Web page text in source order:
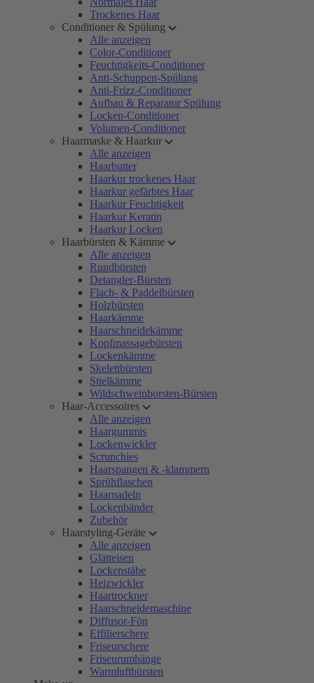
Trockenes Haar
Conditioner & Spülung
Alle anzeigen
Color-Conditioner
Feuchtigkeits-Conditioner
Anti-Schuppen-Spülung
Anti-Frizz-Conditioner
Aufbau & Reparatur Spülung
Locken-Conditioner
Volumen-Conditioner
Haarmaske & Haarkur
Alle anzeigen
Haarbutter
Haarkur trockenes Haar
Haarkur gefärbtes Haar
Haarkur Feuchtigkeit
Haarkur Keratin
Haarkur Locken
Haarbürsten & Kämme
Alle anzeigen
Rundbürsten
Detangler-Bürsten
Flach- & Paddelbürsten
Holzbürsten
Haarkämme
Haarschneidekämme
Kopfmassagebürsten
Lockenkämme
Skelettbürsten
Stielkämme
Wildschweinborsten-Bürsten
Haar-Accessoires
Alle anzeigen
Haargummis
Lockenwickler
Scrunchies
Haarspangen & -klammern
Sprühflaschen
Haarnadeln
Lockenbänder
Zubehör
Haarstyling-Geräte
Alle anzeigen
Glätteisen
Lockenstäbe
Heizwickler
Haartrockner
Haarschneidemaschine
Diffusor-Fön
Effilierschere
Friseurschere
Friseurumhänge
Warmluftbürsten